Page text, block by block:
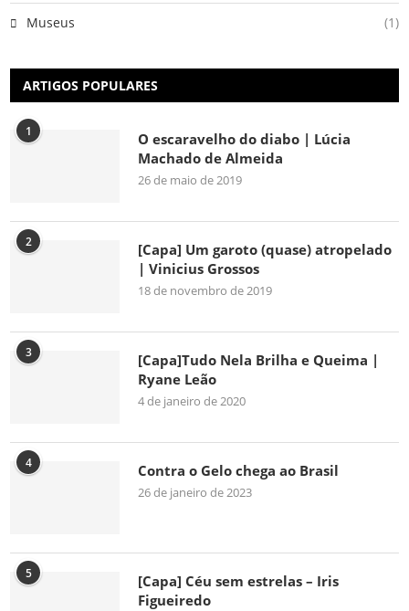
Museus (1)
ARTIGOS POPULARES
1
O escaravelho do diabo | Lúcia
Machado de Almeida
26 de maio de 2019
2
[Capa] Um garoto (quase) atropelado
| Vinicius Grossos
18 de novembro de 2019
3
[Capa]Tudo Nela Brilha e Queima |
Ryane Leão
4 de janeiro de 2020
4 Contra o Gelo chega ao Brasil
26 de janeiro de 2023
5
[Capa] Céu sem estrelas – Iris
Figueiredo